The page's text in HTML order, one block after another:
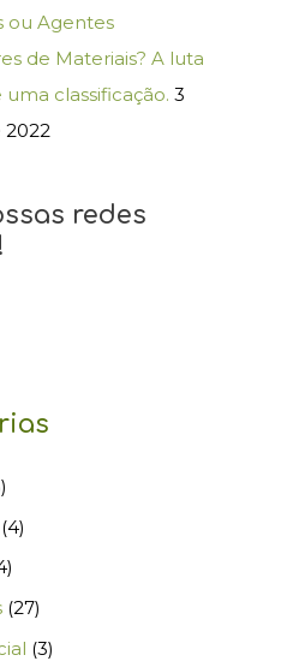
ou Agentes
de Materiais? A luta
classificação. 3
2022
redes
(4)
(27)
(3)